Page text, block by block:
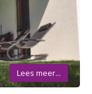
Lees meer...